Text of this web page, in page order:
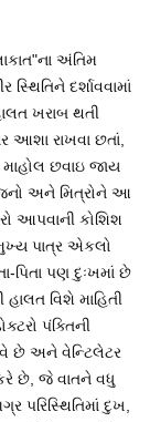
અંતિમ
સ્થિતિને દર્શાવવામાં
ખરાબ થતી
આશા રાખવા છતાં,
માહોલ છવાઇ જાય
અને મિત્રોને આ
આપવાની કોશિશ
પાત્ર એકલો
પિતા પણ દુઃખમાં છે
વિશે માહિતી
પંક્તિની
છે અને વેન્ટિલેટર
છે, જે વાતને વધુ
પરિસ્થિતિમાં દુખ,